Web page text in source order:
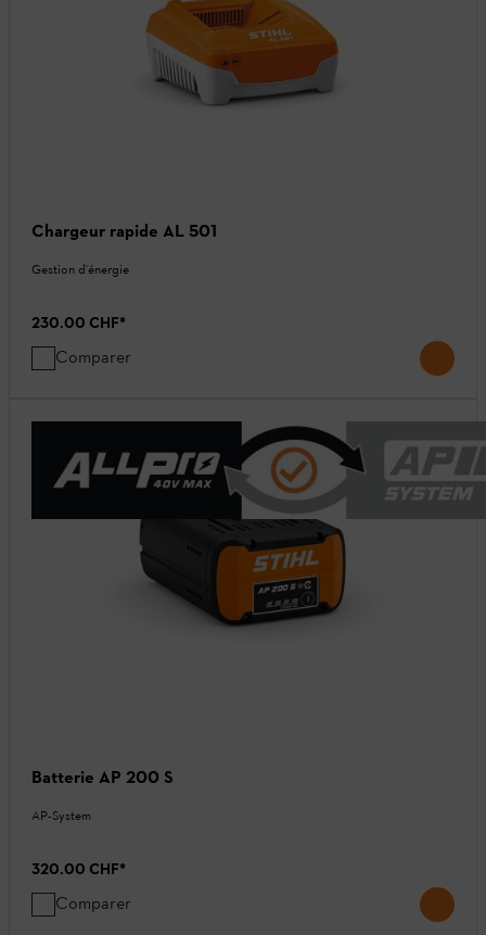
Chargeur rapide AL 501
Gestion d'énergie
230.00 CHF*
Comparer
Batterie AP 200 S
AP-System
320.00 CHF*
Comparer